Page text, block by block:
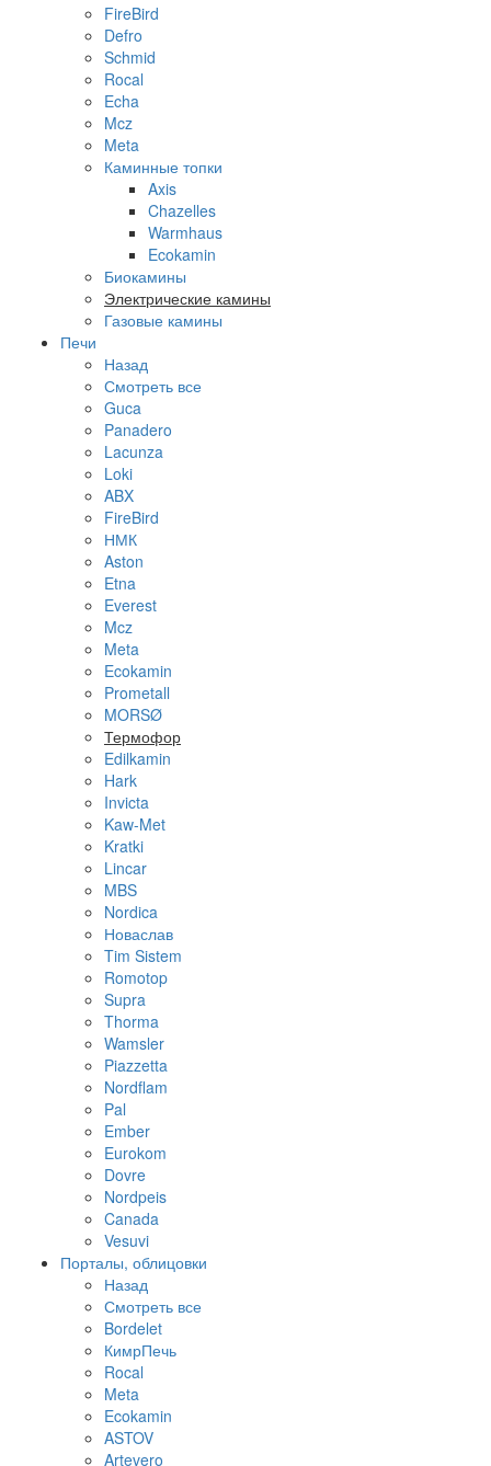
FireBird
Defro
Schmid
Rocal
Echa
Mcz
Meta
Каминные топки
Axis
Chazelles
Warmhaus
Ecokamin
Биокамины
Электрические камины
Газовые камины
Печи
Назад
Смотреть все
Guca
Panadero
Lacunza
Loki
ABX
FireBird
НМК
Aston
Etna
Everest
Mcz
Meta
Ecokamin
Prometall
MORSØ
Термофор
Edilkamin
Hark
Invicta
Kaw-Met
Kratki
Lincar
MBS
Nordica
Новаслав
Tim Sistem
Romotop
Supra
Thorma
Wamsler
Piazzetta
Nordflam
Pal
Ember
Eurokom
Dovre
Nordpeis
Canada
Vesuvi
Порталы, облицовки
Назад
Смотреть все
Bordelet
КимрПечь
Rocal
Meta
Ecokamin
ASTOV
Artevero